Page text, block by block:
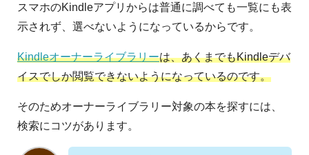
スマホのKindleアプリからは普通に調べても一覧にも表
示されず、選べないようになっているからです。
Kindleオーナーライブラリーは、あくまでもKindleデバ
イスでしか閲覧できないようになっているのです。
そのためオーナーライブラリー対象の本を探すには、
検索にコツがあります。